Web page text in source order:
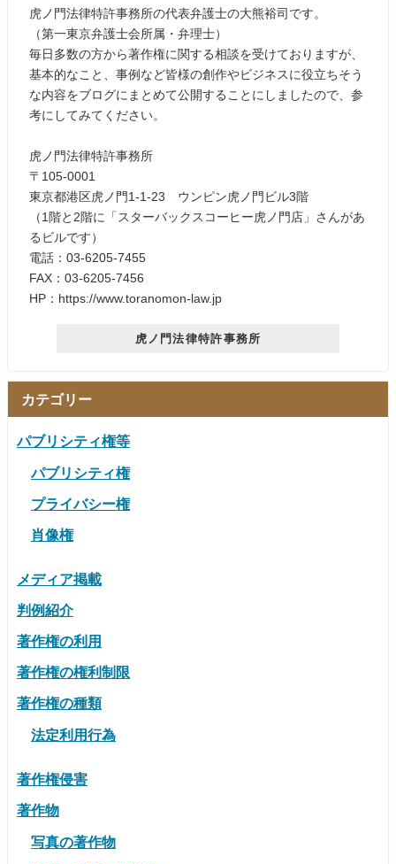
虎ノ門法律特許事務所の代表弁護士の大熊裕司です。
（第一東京弁護士会所属・弁理士）
毎日多数の方から著作権に関する相談を受けておりますが、
基本的なこと、事例など皆様の創作やビジネスに役立ちそう
な内容をブログにまとめて公開することにしましたので、参
考にしてみてください。
虎ノ門法律特許事務所
〒105-0001
東京都港区虎ノ門1-1-23 ウンピン虎ノ門ビル3階
（1階と2階に「スターバックスコーヒー虎ノ門店」さんがあ
るビルです）
電話：03-6205-7455
FAX：03-6205-7456
HP：https://www.toranomon-law.jp
虎ノ門法律特許事務所
カテゴリー
パブリシティ権等
パブリシティ権
プライバシー権
肖像権
メディア掲載
判例紹介
著作権の利用
著作権の権利制限
著作権の種類
法定利用行為
著作権侵害
著作物
写真の著作物